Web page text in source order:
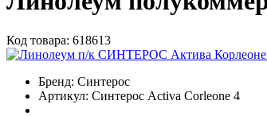
Код товара: 618613
Бренд: Синтерос
Артикул: Синтерос Activa Corleone 4